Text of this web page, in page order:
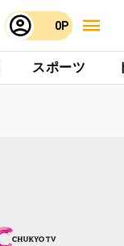
0P
スポーツ